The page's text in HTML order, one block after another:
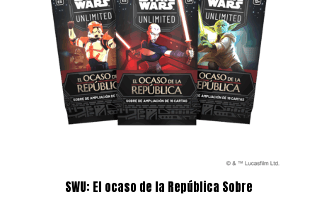
SWU: El ocaso de la República Sobre